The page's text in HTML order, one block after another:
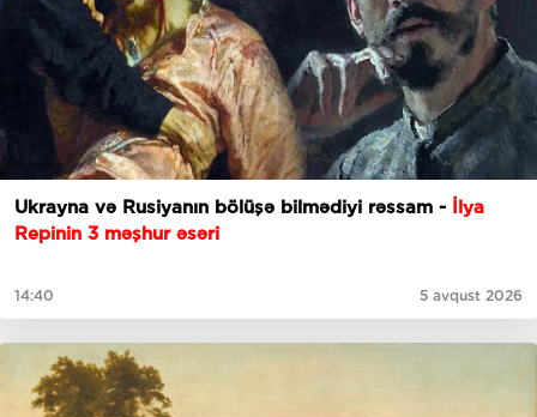
Ukrayna və Rusiyanın bölüşə bilmədiyi rəssam -
İlya
Repinin 3 məşhur əsəri
14:40 5 avqust 2026